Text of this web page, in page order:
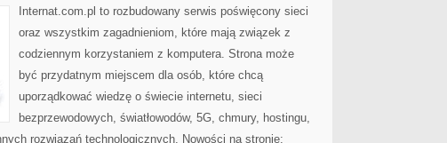
TECHNOLOGIE
Internat.com.pl to rozbudowany serwis poświęcony sieci
oraz wszystkim zagadnieniom, które mają związek z
codziennym korzystaniem z komputera. Strona może
być przydatnym miejscem dla osób, które chcą
uporządkować wiedzę o świecie internetu, sieci
bezprzewodowych, światłowodów, 5G, chmury, hostingu,
rozwiązań technologicznych. Nowości na stronie: